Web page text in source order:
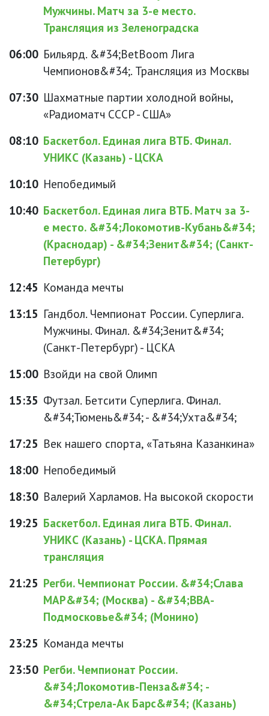
Мужчины. Матч за 3-е место.
Трансляция из Зеленоградска
06:00 Бильярд. &#34;BetBoom Лига
Чемпионов&#34;. Трансляция из Москвы
07:30 Шахматные партии холодной войны,
«Радиоматч СССР - США»
08:10 Баскетбол. Единая лига ВТБ. Финал.
УНИКС (Казань) - ЦСКА
10:10 Непобедимый
10:40 Баскетбол. Единая лига ВТБ. Матч за 3-
е место. &#34;Локомотив-Кубань&#34;
(Краснодар) - &#34;Зенит&#34; (Санкт-
Петербург)
12:45 Команда мечты
13:15 Гандбол. Чемпионат России. Суперлига.
Мужчины. Финал. &#34;Зенит&#34;
(Санкт-Петербург) - ЦСКА
15:00 Взойди на свой Олимп
15:35 Футзал. Бетсити Суперлига. Финал.
&#34;Тюмень&#34; - &#34;Ухта&#34;
17:25 Век нашего спорта, «Татьяна Казанкина»
18:00 Непобедимый
18:30 Валерий Харламов. На высокой скорости
19:25 Баскетбол. Единая лига ВТБ. Финал.
УНИКС (Казань) - ЦСКА. Прямая
трансляция
21:25 Регби. Чемпионат России. &#34;Слава
МАР&#34; (Москва) - &#34;ВВА-
Подмосковье&#34; (Монино)
23:25 Команда мечты
23:50 Регби. Чемпионат России.
&#34;Локомотив-Пенза&#34; -
&#34;Стрела-Ак Барс&#34; (Казань)